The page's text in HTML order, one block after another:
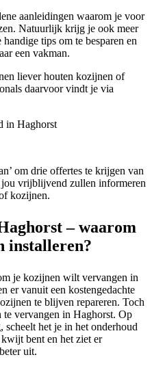
aanleidingen waarom je voor
Natuurlijk krijg je ook meer
tips om te besparen en
een vakman.
liever houten kozijnen of
daarvoor vindt je via
in Haghorst
om drie offertes te krijgen van
vrijblijvend zullen informeren
kozijnen.
– waarom
installeren?
je kozijnen wilt vervangen in
er vanuit een kostengedachte
te blijven repareren. Toch
vervangen in Haghorst. Op
het je in het onderhoud
bent en het ziet er
uit.